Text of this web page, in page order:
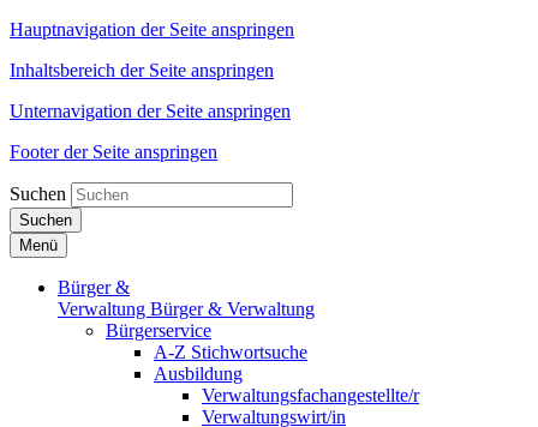
Hauptnavigation der Seite anspringen
Inhaltsbereich der Seite anspringen
Unternavigation der Seite anspringen
Footer der Seite anspringen
Suchen
Suchen
Menü
Bürger &
Verwaltung Bürger & Verwaltung
Bürgerservice
A-Z Stichwortsuche
Ausbildung
Verwaltungsfachangestellte/r
Verwaltungswirt/in